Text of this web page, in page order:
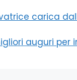
carica
auguri per